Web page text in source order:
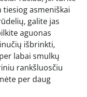
asmeniškai
galite jas
aguonas
išbrinkti,
labai smulkų
rankšluosčiu
per daug